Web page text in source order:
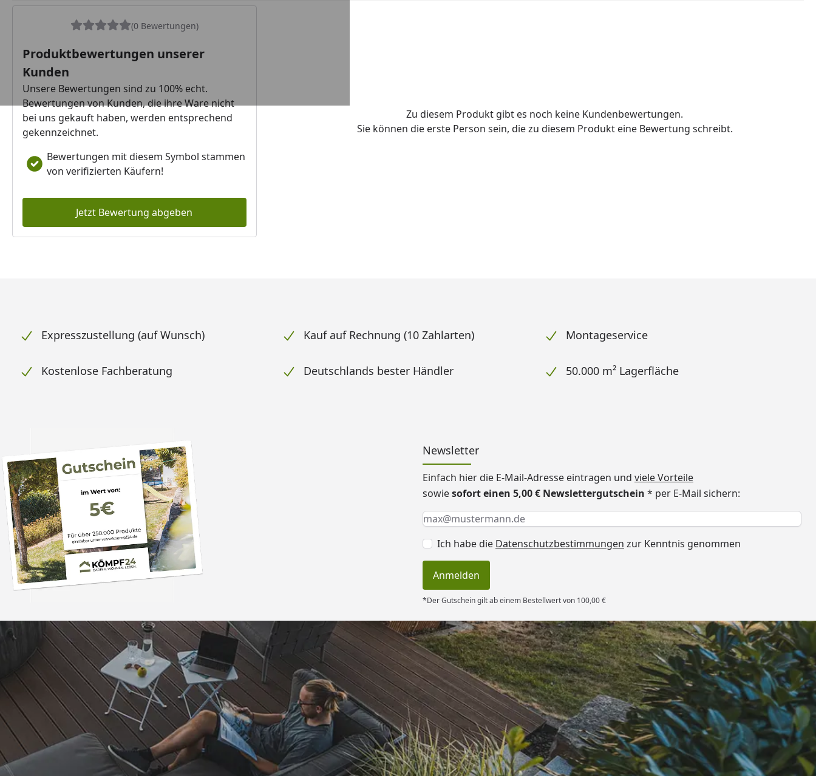
(0 Bewertungen)
Produktbewertungen unserer
Kunden
Unsere Bewertungen sind zu 100% echt.
Bewertungen von Kunden, die ihre Ware nicht
bei uns gekauft haben, werden entsprechend
gekennzeichnet.
Bewertungen mit diesem Symbol stammen
von verifizierten Käufern!
Jetzt Bewertung abgeben
Zu diesem Produkt gibt es noch keine Kundenbewertungen.
Sie können die erste Person sein, die zu diesem Produkt eine Bewertung schreibt.
Expresszustellung (auf Wunsch) Kauf auf Rechnung (10 Zahlarten) Montageservice
Kostenlose Fachberatung Deutschlands bester Händler 50.000 m² Lagerfläche
Newsletter
Einfach hier die E-Mail-Adresse eintragen und viele Vorteile
sowiesofort einen 5,00 € Newslettergutschein * per E-Mail sichern:
Keine Eingabe erforderlich
Eingabe erforderlich
E-Mail *
Ich habe die Datenschutzbestimmungen zur Kenntnis genommen
Anmelden
*Der Gutschein gilt ab einem Bestellwert von 100,00 €
Trusted Shops
4,83/ 5
16.901 Bewertungen
„Super schnell gelifert. Ware passt
100%. Alles wie beschrieben. Dank
“
06.08.2026
Versand